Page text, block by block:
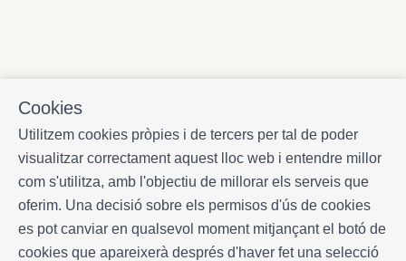
Cookies
Utilitzem cookies pròpies i de tercers per tal de poder
visualitzar correctament aquest lloc web i entendre millor
com s'utilitza, amb l'objectiu de millorar els serveis que
oferim. Una decisió sobre els permisos d'ús de cookies
es pot canviar en qualsevol moment mitjançant el botó de
cookies que apareixerà després d'haver fet una selecció